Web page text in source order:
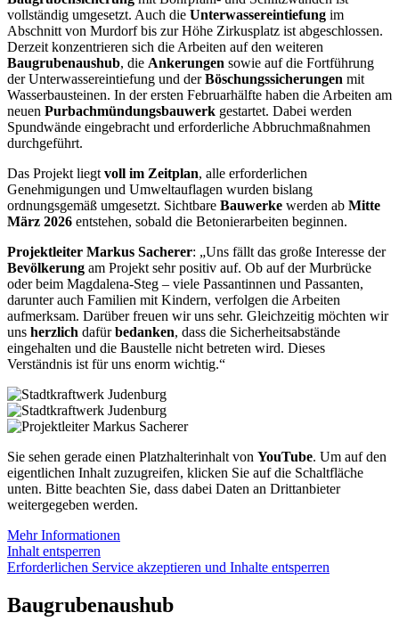
vollständig umgesetzt. Auch die Unterwassereintiefung im
Abschnitt von Murdorf bis zur Höhe Zirkusplatz ist abgeschlossen.
Derzeit konzentrieren sich die Arbeiten auf den weiteren
Baugrubenaushub, die Ankerungen sowie auf die Fortführung
der Unterwassereintiefung und derBöschungssicherungen mit
Wasserbausteinen. In der ersten Februarhälfte haben die Arbeiten am
neuen Purbachmündungsbauwerk gestartet. Dabei werden
Spundwände eingebracht und erforderliche Abbruchmaßnahmen
durchgeführt.
Das Projekt liegt voll im Zeitplan, alle erforderlichen
Genehmigungen und Umweltauflagen wurden bislang
ordnungsgemäß umgesetzt. Sichtbare Bauwerke werden ab Mitte
März 2026 entstehen, sobald die Betonierarbeiten beginnen.
Projektleiter Markus Sacherer: „Uns fällt das große Interesse der
Bevölkerung am Projekt sehr positiv auf. Ob auf der Murbrücke
oder beim Magdalena-Steg – viele Passantinnen und Passanten,
darunter auch Familien mit Kindern, verfolgen die Arbeiten
aufmerksam. Darüber freuen wir uns sehr. Gleichzeitig möchten wir
uns herzlich dafürbedanken, dass die Sicherheitsabstände
eingehalten und die Baustelle nicht betreten wird. Dieses
Verständnis ist für uns enorm wichtig.“
Sie sehen gerade einen Platzhalterinhalt von YouTube. Um auf den
eigentlichen Inhalt zuzugreifen, klicken Sie auf die Schaltfläche
unten. Bitte beachten Sie, dass dabei Daten an Drittanbieter
weitergegeben werden.
Mehr Informationen
Inhalt entsperren
Erforderlichen Service akzeptieren und Inhalte entsperren
Baugrubenaushub